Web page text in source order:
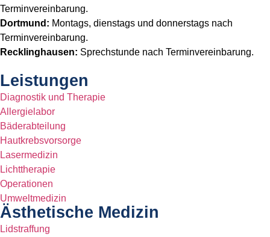
Terminvereinbarung.
Dortmund: Montags, dienstags und donnerstags nach
Terminvereinbarung.
Recklinghausen: Sprechstunde nach Terminvereinbarung.
Leistungen
Diagnostik und Therapie
Allergielabor
Bäderabteilung
Hautkrebsvorsorge
Lasermedizin
Lichttherapie
Operationen
Umweltmedizin
Ästhetische Medizin
Lidstraffung